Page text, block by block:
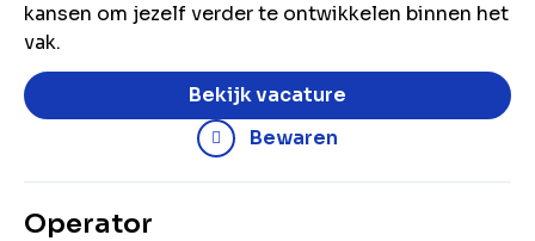
kansen om jezelf verder te ontwikkelen binnen het
vak.
Bekijk vacature
Bewaren
Operator